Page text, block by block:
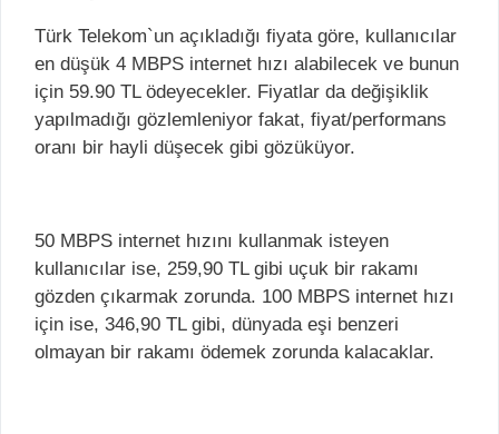
Türk Telekom`un açıkladığı fiyata göre, kullanıcılar
en düşük 4 MBPS internet hızı alabilecek ve bunun
için 59.90 TL ödeyecekler. Fiyatlar da değişiklik
yapılmadığı gözlemleniyor fakat, fiyat/performans
oranı bir hayli düşecek gibi gözüküyor.
50 MBPS internet hızını kullanmak isteyen
kullanıcılar ise, 259,90 TL gibi uçuk bir rakamı
gözden çıkarmak zorunda. 100 MBPS internet hızı
için ise, 346,90 TL gibi, dünyada eşi benzeri
olmayan bir rakamı ödemek zorunda kalacaklar.